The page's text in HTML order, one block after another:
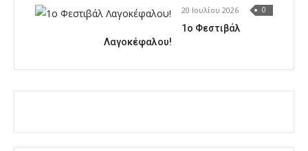
20 Ιουλίου 2026 0
1o Φεστιβάλ
Λαγοκέφαλου!